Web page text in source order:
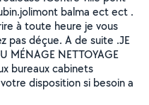
balma ect ect .
à toute heure je vous
pas déçue. A de suite .JE
MÉNAGE NETTOYAGE
bureaux cabinets
disposition si besoin a